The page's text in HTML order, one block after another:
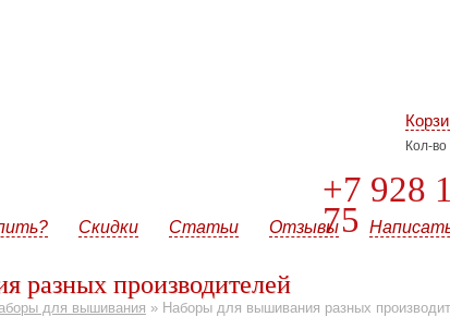
Кол-
+7 928
75
Скидки Статьи Отзывы
разных производителей
для вышивания » Наборы для вышивания разных